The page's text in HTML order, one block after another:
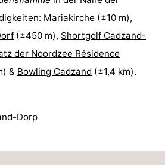
Mariakirche (±10 m),
(±450 m), Shortgolf Cadzand-
der Noordzee Résidence
& Bowling Cadzand (±1,4 km).
Dorp